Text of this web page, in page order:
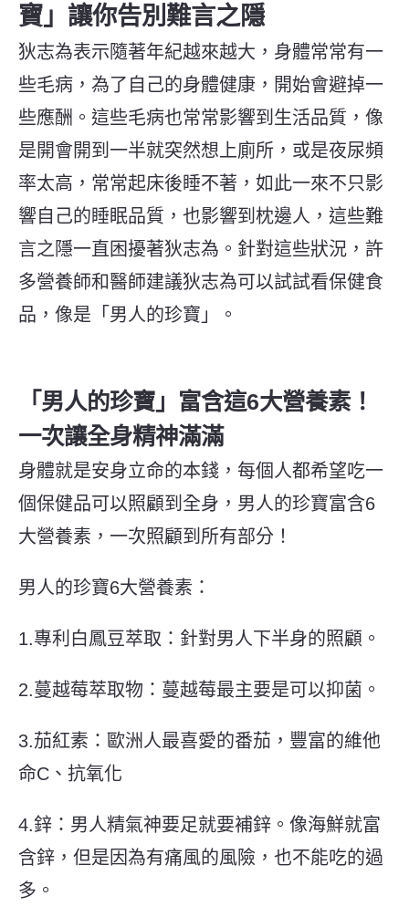
寶」讓你告別難言之隱
狄志為表示隨著年紀越來越大，身體常常有一
些毛病，為了自己的身體健康，開始會避掉一
些應酬。這些毛病也常常影響到生活品質，像
是開會開到一半就突然想上廁所，或是夜尿頻
率太高，常常起床後睡不著，如此一來不只影
響自己的睡眠品質，也影響到枕邊人，這些難
言之隱一直困擾著狄志為。針對這些狀況，許
多營養師和醫師建議狄志為可以試試看保健食
品，像是「男人的珍寶」。
「男人的珍寶」富含這6大營養素！
一次讓全身精神滿滿
身體就是安身立命的本錢，每個人都希望吃一
個保健品可以照顧到全身，男人的珍寶富含6
大營養素，一次照顧到所有部分！
男人的珍寶6大營養素：
1.專利白鳳豆萃取：針對男人下半身的照顧。
2.蔓越莓萃取物：蔓越莓最主要是可以抑菌。
3.茄紅素：歐洲人最喜愛的番茄，豐富的維他
命C、抗氧化
4.鋅：男人精氣神要足就要補鋅。像海鮮就富
含鋅，但是因為有痛風的風險，也不能吃的過
多。